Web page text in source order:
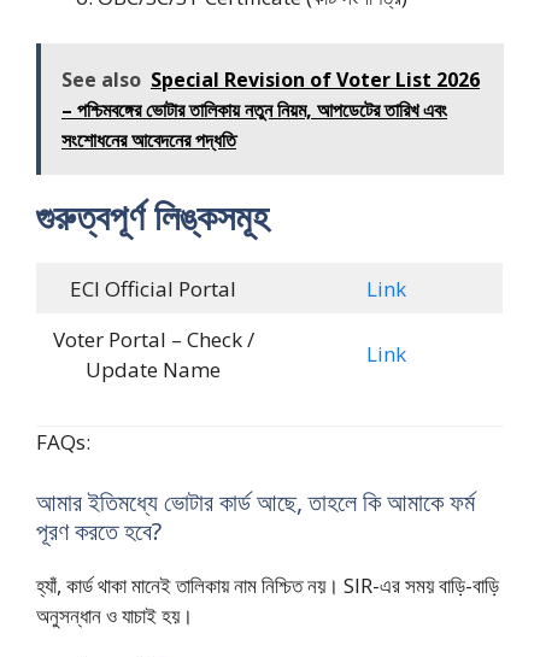
See also Special Revision of Voter List 2026
– পশ্চিমবঙ্গের ভোটার তালিকায় নতুন নিয়ম, আপডেটের তারিখ এবং
সংশোধনের আবেদনের পদ্ধতি
গুরুত্বপূর্ণ লিঙ্কসমূহ
ECI Official Portal
Link
Voter Portal – Check /
Update Name
Link
FAQs:
আমার ইতিমধ্যে ভোটার কার্ড আছে, তাহলে কি আমাকে ফর্ম
পূরণ করতে হবে?
হ্যাঁ, কার্ড থাকা মানেই তালিকায় নাম নিশ্চিত নয়। SIR-এর সময় বাড়ি-বাড়ি
অনুসন্ধান ও যাচাই হয়।